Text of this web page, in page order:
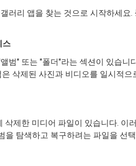
러리 앱을 찾는 것으로 시작하세요
스
범" 또는 "폴더"라는 섹션이 있습니
삭제된 사진과 비디오를 일시적
삭제한 미디어 파일이 있습니다. 이
을 탐색하고 복구하려는 파일을 선